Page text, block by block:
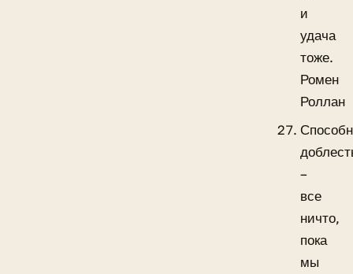
и
удача
тоже.
Ромен
Роллан
–
все
ничто,
пока
мы